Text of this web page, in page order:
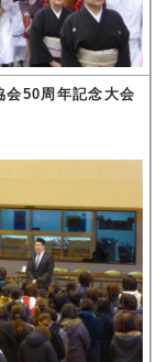
会50周年記念大会